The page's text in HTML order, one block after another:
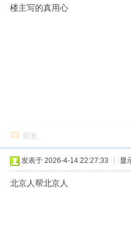
楼主写的真用心
回复
发表于 2026-4-14 22:27:33 显
北京人帮北京人